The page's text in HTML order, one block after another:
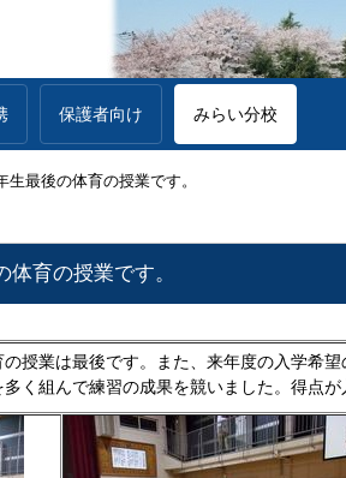
保護者向け みらい分校
生最後の体育の授業です。
育の授業です。
授業は最後です。また、来年度の入学希
く組んで練習の成果を競いました。得点